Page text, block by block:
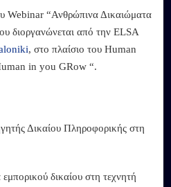
Webinar “Ανθρώπινα Δικαιώματα
διοργανώνεται από την ELSA
, στο πλαίσιο του Human
in you GRow “.
Δικαίου Πληροφορικής στη
δικαίου στη τεχνητή